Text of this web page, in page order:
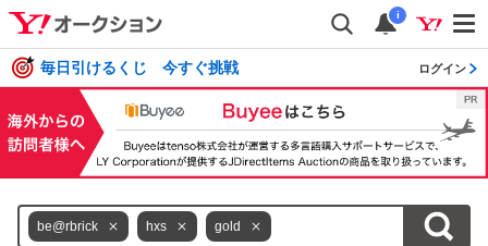
i
毎日引けるくじ 今すぐ挑戦 ログイン
be@rbrick hxs gold